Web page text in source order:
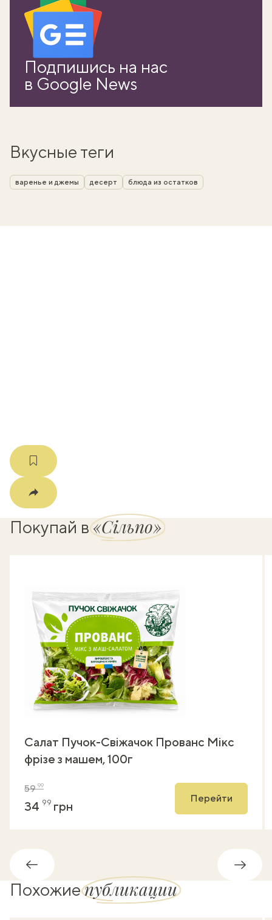
Подпишись на нас
в Google News
Вкусные теги
варенье и джемы десерт блюда из остатков
Покупай в«Сільпо»
Салат Пучок-Свіжачок Прованс Мікс
фрізе з машем, 100г
5999
34 99 грн
Перейти
Обратно
Похожиепубликации